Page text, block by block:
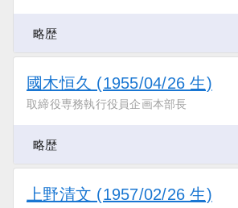
略歴
國木恒久 (1955/04/26 生)
取締役専務執行役員企画本部長
略歴
上野清文 (1957/02/26 生)